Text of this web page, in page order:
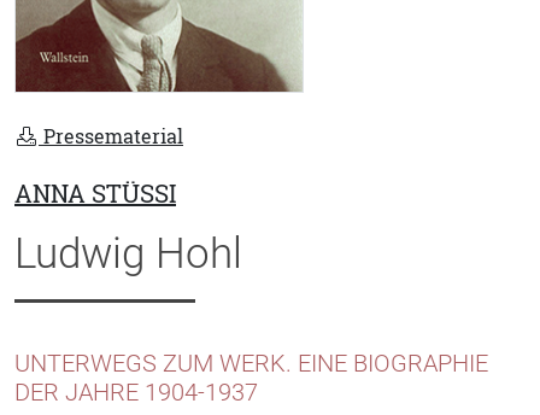
Pressematerial
ANNA STÜSSI
Ludwig Hohl
UNTERWEGS ZUM WERK. EINE BIOGRAPHIE
DER JAHRE 1904-1937